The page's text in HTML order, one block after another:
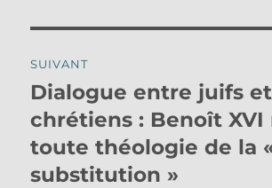
SUIVANT
Publication
suivante :
Dialogue entre juifs et
chrétiens : Benoît
toute théologie de la
substitution »